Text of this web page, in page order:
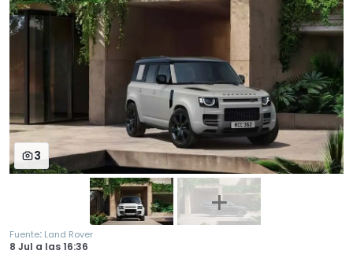
3
Fuente: Land Rover
8 Jul a las16:36